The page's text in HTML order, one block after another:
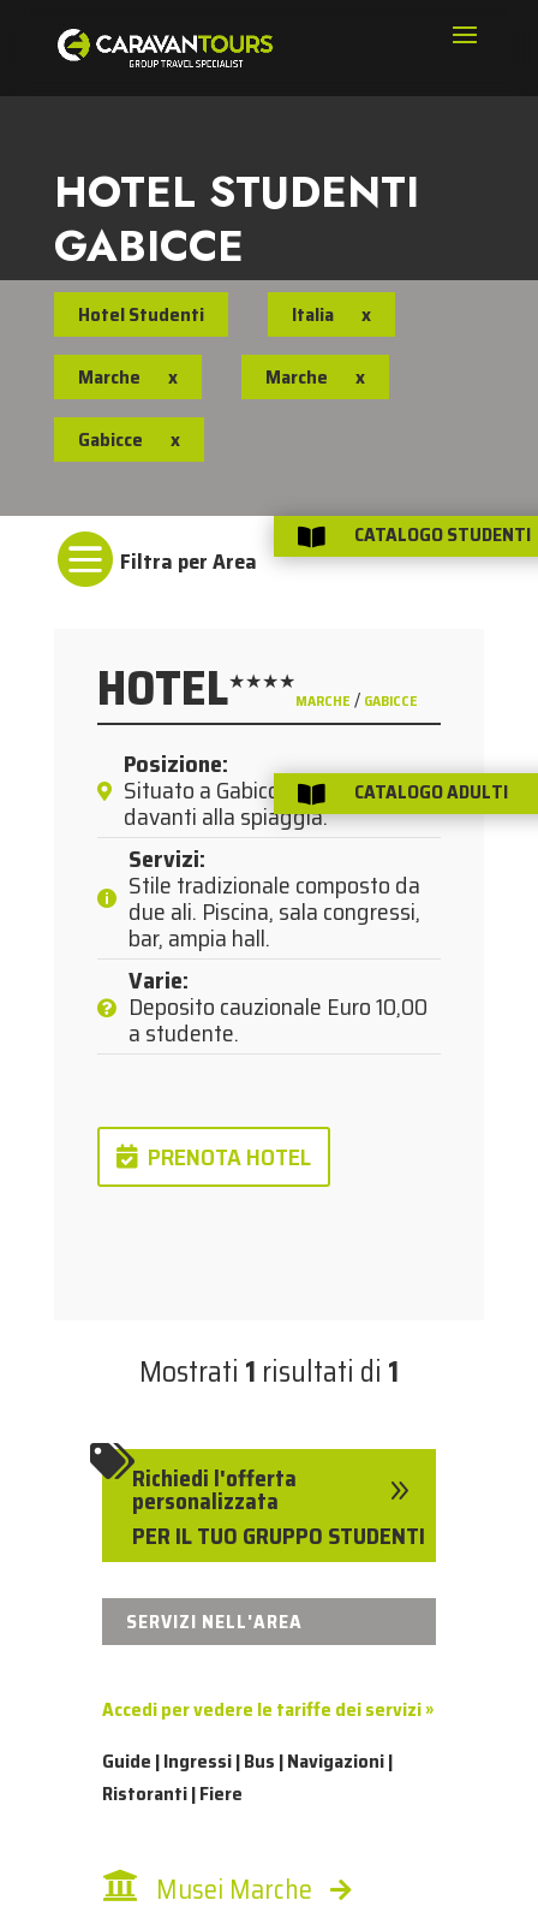
HOTEL STUDENTI
GABICCE
Hotel Studenti Italia x
Marche x Marche x
Gabicce x

HOTEL★★★★
MARCHE / GABICCE
Posizione:
Situato a Gabicce in prima linea
davanti alla spiaggia.
Servizi:
Stile tradizionale composto da
due ali. Piscina, sala congressi,
bar, ampia hall.
Varie:
Deposito cauzionale Euro 10,00
a studente.
PRENOTA HOTEL
Mostrati 1 risultati di 1
Richiedi l'offerta
personalizzata
PER IL TUO GRUPPO STUDENTI
9
SERVIZI NELL'AREA
Accedi per vedere le tariffe dei servizi »
Guide | Ingressi | Bus | Navigazioni |
Ristoranti | Fiere
Musei Marche
 CATALOGO STUDENTI
 CATALOGO ADULTI